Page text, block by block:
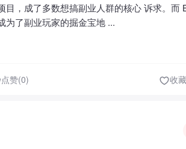
，成了多数想搞副业人群的核心 诉求。而
为了副业玩家的掘金宝地 ...
点赞(0) 收藏